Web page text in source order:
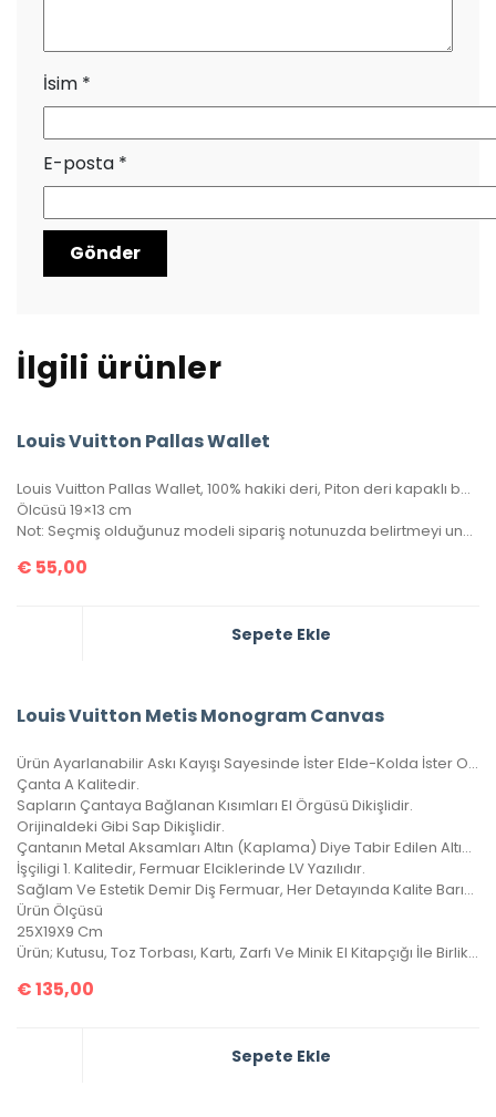
İsim *
E-posta *
İlgili ürünler
Louis Vuitton Pallas Wallet
Louis Vuitton Pallas Wallet, 100% hakiki deri, Piton deri kapaklı bayan cüzdan. Portatif zinciri sayesinde gece çantası clutch olarak veya cüzdan olarak kullanılabilir. Seri numaralı, kutulu, toz torbalı, sertifikalı.
Ölcüsü 19×13 cm
Not: Seçmiş olduğunuz modeli sipariş notunuzda belirtmeyi unutmayınız!
€ 55,00
Sepete Ekle
Louis Vuitton Metis Monogram Canvas
Ürün Ayarlanabilir Askı Kayışı Sayesinde İster Elde-Kolda İster Omuzda Çarpraz Ve Düz Taşınabilir.
Çanta A Kalitedir.
Sapların Çantaya Bağlanan Kısımları El Örgüsü Dikişlidir.
Orijinaldeki Gibi Sap Dikişlidir.
Çantanın Metal Aksamları Altın (Kaplama) Diye Tabir Edilen Altın Banyodur, Yıllarca Kararma Yapmaz.
İşçiligi 1. Kalitedir, Fermuar Elciklerinde LV Yazılıdır.
Sağlam Ve Estetik Demir Diş Fermuar, Her Detayında Kalite Barındıran Harika Bir Çanta, 4 Mevsim Kullanılabilir.
Ürün Ölçüsü
25X19X9 Cm
Ürün; Kutusu, Toz Torbası, Kartı, Zarfı Ve Minik El Kitapçığı İle Birlikte Gönderilecektir.
€135,00
Sepete Ekle